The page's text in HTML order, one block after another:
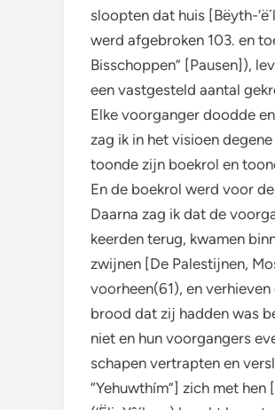
sloopten dat huis [Bëyth-
werd afgebroken 103. en
Bisschoppen” [Pausen]),
een vastgesteld aantal
Elke voorganger doodde
zag ik in het visioen
toonde zijn boekrol en
En de boekrol werd voor
Daarna zag ik dat de
keerden terug, kwamen
zwijnen [De Palestijnen,
voorheen(61), en
brood dat zij hadden was
niet en hun voorgangers
schapen vertrapten en
“Yehuwthím”] zich met